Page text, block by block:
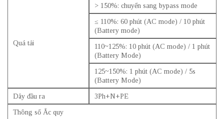
Quá tải
> 150%: chuyển sang bypass mode
≤ 110%: 60 phút (AC mode) / 10 phút
(Battery mode)
110~125%: 10 phút (AC mode) / 1 phút
(Battery Mode)
125~150%: 1 phút (AC mode) / 5s
(Battery Mode)
Dây đầu ra
3Ph+N+PE
Thông số Ắc quy